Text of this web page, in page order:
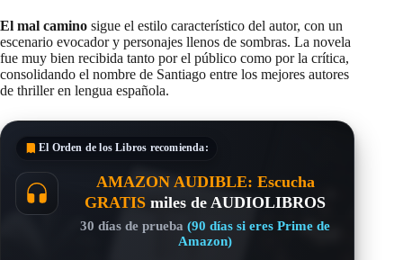
El mal camino sigue el estilo característico del autor, con un
escenario evocador y personajes llenos de sombras. La novela
fue muy bien recibida tanto por el público como por la crítica,
consolidando el nombre de Santiago entre los mejores autores
de thriller en lengua española.
El Orden de los Libros recomienda:
AMAZON AUDIBLE: Escucha
GRATIS miles de AUDIOLIBROS
30 días de prueba(90 días si eres Prime de
Amazon)